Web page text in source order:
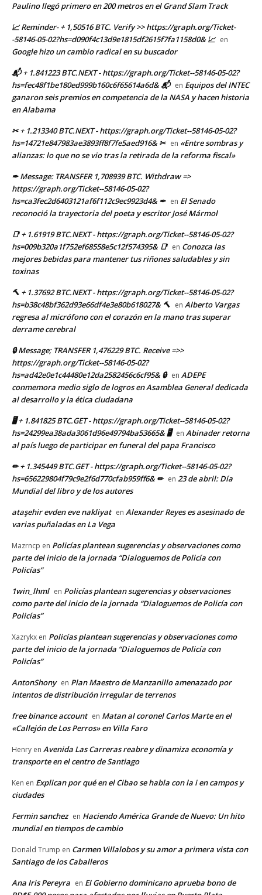
Paulino llegó primero en 200 metros en el Grand Slam Track
📈 Reminder- + 1,50516 BTC. Verify >> https://graph.org/Ticket-
-58146-05-02?hs=d090f4c13d9e1815df2615f7fa1158d0& 📈 en
Google hizo un cambio radical en su buscador
📬 + 1.841223 BTC.NEXT - https://graph.org/Ticket--58146-05-02?
hs=fec48f1be180ed999b160c6f65614a6d& 📬 en Equipos del INTEC
ganaron seis premios en competencia de la NASA y hacen historia
en Alabama
✂ + 1.213340 BTC.NEXT - https://graph.org/Ticket--58146-05-02?
hs=14721e847983ae3893ff8f7fe5aed916& ✂ en «Entre sombras y
alianzas: lo que no se vio tras la retirada de la reforma fiscal»
✒ Message: TRANSFER 1,708939 BTC. Withdraw =>
https://graph.org/Ticket--58146-05-02?
hs=ca3fec2d6403121af6f112c9ec9923d4& ✒ en El Senado
reconoció la trayectoria del poeta y escritor José Mármol
📑 + 1.61919 BTC.NEXT - https://graph.org/Ticket--58146-05-02?
hs=009b320a1f752ef68558e5c12f574395& 📑 en Conozca las
mejores bebidas para mantener tus riñones saludables y sin
toxinas
🔨 + 1.37692 BTC.NEXT - https://graph.org/Ticket--58146-05-02?
hs=b38c48bf362d93e66df4e3e80b618027& 🔨 en Alberto Vargas
regresa al micrófono con el corazón en la mano tras superar
derrame cerebral
🔒 Message; TRANSFER 1,476229 BTC. Receive =>>
https://graph.org/Ticket--58146-05-02?
hs=ad42e0e1c44480e12da2582456c6cf95& 🔒 en ADEPE
conmemora medio siglo de logros en Asamblea General dedicada
al desarrollo y la ética ciudadana
🖥 + 1.841825 BTC.GET - https://graph.org/Ticket--58146-05-02?
hs=24299ea38ada3061d96e49794ba53665& 🖥 en Abinader retorna
al país luego de participar en funeral del papa Francisco
✏ + 1.345449 BTC.GET - https://graph.org/Ticket--58146-05-02?
hs=656229804f79c9e2f6d770cfab959ff6& ✏ en 23 de abril: Día
Mundial del libro y de los autores
ataşehir evden eve nakliyat en Alexander Reyes es asesinado de
varias puñaladas en La Vega
Mazrncp en Policías plantean sugerencias y observaciones como
parte del inicio de la jornada “Dialoguemos de Policía con
Policías”
1win_lhml en Policías plantean sugerencias y observaciones
como parte del inicio de la jornada “Dialoguemos de Policía con
Policías”
Xazrykx en Policías plantean sugerencias y observaciones como
parte del inicio de la jornada “Dialoguemos de Policía con
Policías”
AntonShony en Plan Maestro de Manzanillo amenazado por
intentos de distribución irregular de terrenos
free binance account en Matan al coronel Carlos Marte en el
«Callejón de Los Perros» en Villa Faro
Henry en Avenida Las Carreras reabre y dinamiza economía y
transporte en el centro de Santiago
Ken en Explican por qué en el Cibao se habla con la i en campos y
ciudades
Fermin sanchez en Haciendo América Grande de Nuevo: Un hito
mundial en tiempos de cambio
Donald Trump en Carmen Villalobos y su amor a primera vista con
Santiago de los Caballeros
Ana Iris Pereyra en El Gobierno dominicano aprueba bono de